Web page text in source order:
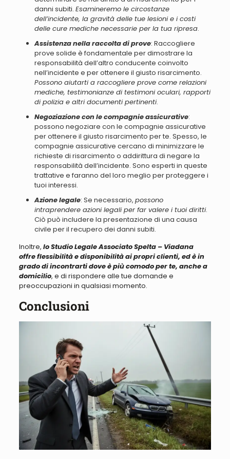
danni subiti. Esamineremo le circostanze
dell’incidente, la gravità delle tue lesioni e i costi
delle cure mediche necessarie per la tua ripresa.
Assistenza nella raccolta di prove: Raccogliere
prove solide è fondamentale per dimostrare la
responsabilità dell’altro conducente coinvolto
nell’incidente e per ottenere il giusto risarcimento.
Possono aiutarti a raccogliere prove come relazioni
mediche, testimonianze di testimoni oculari, rapporti
di polizia e altri documenti pertinenti.
Negoziazione con le compagnie assicurative:
possono negoziare con le compagnie assicurative
per ottenere il giusto risarcimento per te. Spesso, le
compagnie assicurative cercano di minimizzare le
richieste di risarcimento o addirittura di negare la
responsabilità dell’incidente. Sono esperti in queste
trattative e faranno del loro meglio per proteggere i
tuoi interessi.
Azione legale: Se necessario, possono
intraprendere azioni legali per far valere i tuoi diritti.
Ciò può includere la presentazione di una causa
civile per il recupero dei danni subiti.
Inoltre, lo Studio Legale Associato Spelta – Viadana
offre flessibilità e disponibilità ai propri clienti, ed è in
grado di incontrarti dove è più comodo per te, anche a
domicilio, e di rispondere alle tue domande e
preoccupazioni in qualsiasi momento.
Conclusioni